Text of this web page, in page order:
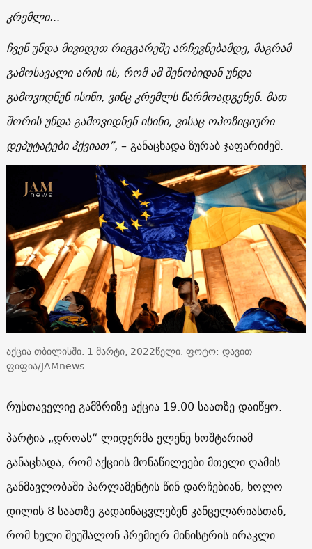
კრემლი...
ჩვენ უნდა მივიდეთ რიგგარეშე არჩევნებამდე, მაგრამ
გამოსავალი არის ის, რომ ამ შენობიდან უნდა
გამოვიდნენ ისინი, ვინც კრემლს წარმოადგენენ. მათ
შორის უნდა გამოვიდნენ ისინი, ვისაც ოპოზიციური
დეპუტატები ჰქვიათ”, – განაცხადა ზურაბ ჯაფარიძემ.
აქცია თბილისში. 1 მარტი, 2022წელი. ფოტო: დავით
ფიფია/JAMnews
რუსთაველიე გამზრიზე აქცია 19:00 საათზე დაიწყო.
პარტია „დროას“ ლიდერმა ელენე ხოშტარიამ
განაცხადა, რომ აქციის მონაწილეები მთელი ღამის
განმავლობაში პარლამენტის წინ დარჩებიან, ხოლო
დილის 8 საათზე გადაინაცვლებენ კანცელარიასთან,
რომ ხელი შეუშალონ პრემიერ-მინისტრის ირაკლი